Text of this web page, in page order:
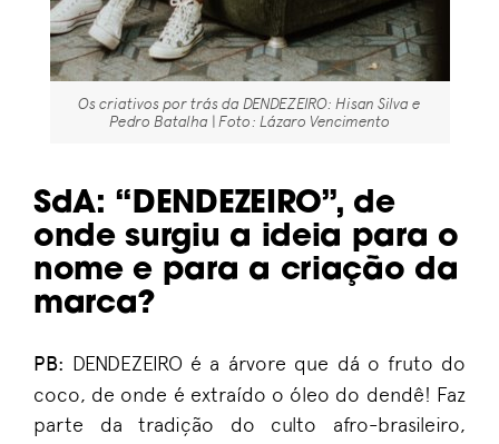
Os criativos por trás da DENDEZEIRO: Hisan Silva e
Pedro Batalha | Foto: Lázaro Vencimento
SdA: “DENDEZEIRO”, de
onde surgiu a ideia para o
nome e para a criação da
marca?
PB: DENDEZEIRO é a árvore que dá o fruto do
coco, de onde é extraído o óleo do dendê! Faz
parte da tradição do culto afro-brasileiro,